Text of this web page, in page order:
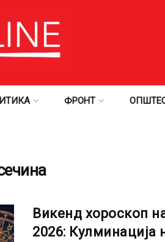
ФРОНТ
Викенд хороскоп
2026: Кулминација